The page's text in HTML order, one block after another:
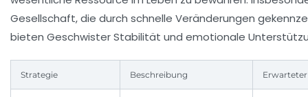
Gesellschaft, die durch schnelle Veränderungen
bieten Geschwister Stabilität und emotionale
Strategie Beschreibung